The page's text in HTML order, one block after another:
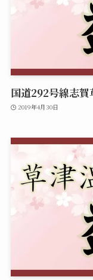
国道292号線志
2019年4月30日